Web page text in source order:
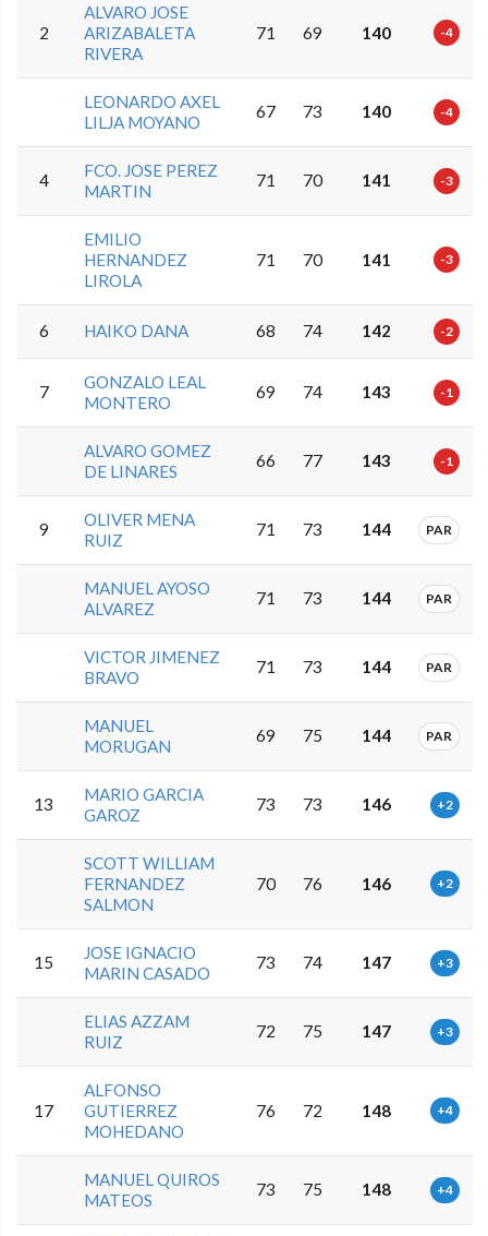
2
ALVARO JOSE
ARIZABALETA
RIVERA
71 69 140 -4
LEONARDO AXEL
LILJA MOYANO
67 73 140 -4
4
FCO. JOSE PEREZ
MARTIN
71 70 141 -3
EMILIO
HERNANDEZ
LIROLA
71 70 141 -3
6 HAIKO DANA 68 74 142 -2
7
GONZALO LEAL
MONTERO
69 74 143 -1
ALVARO GOMEZ
DE LINARES
66 77 143 -1
9
OLIVER MENA
RUIZ
71 73 144 PAR
MANUEL AYOSO
ALVAREZ
71 73 144 PAR
VICTOR JIMENEZ
BRAVO
71 73 144 PAR
MANUEL
MORUGAN
69 75 144 PAR
13
MARIO GARCIA
GAROZ
73 73 146 +2
SCOTT WILLIAM
FERNANDEZ
SALMON
70 76 146 +2
15
JOSE IGNACIO
MARIN CASADO
73 74 147 +3
ELIAS AZZAM
RUIZ
72 75 147 +3
17
ALFONSO
GUTIERREZ
MOHEDANO
76 72 148 +4
MANUEL QUIROS
MATEOS
73 75 148 +4